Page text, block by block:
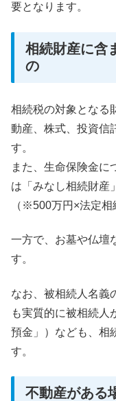
要となります。
相続財産に含
の
相続税の対象となる
動産、株式、投資信
す。
また、生命保険金に
は「みなし相続財産
（※500万円×法定相
一方で、お墓や仏壇
す。
なお、被相続人名義
も実質的に被相続人
預金」）なども、相
す。
不動産がある